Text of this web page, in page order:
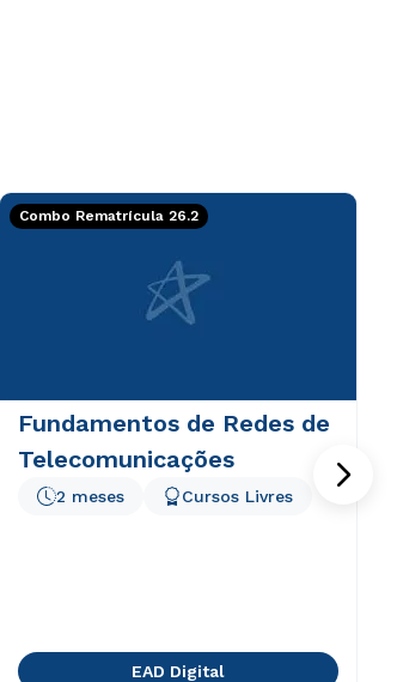
Combo Rematrícula 26.2
Fundamentos de Redes de
Telecomunicações
2 meses Cursos Livres
EAD Digital